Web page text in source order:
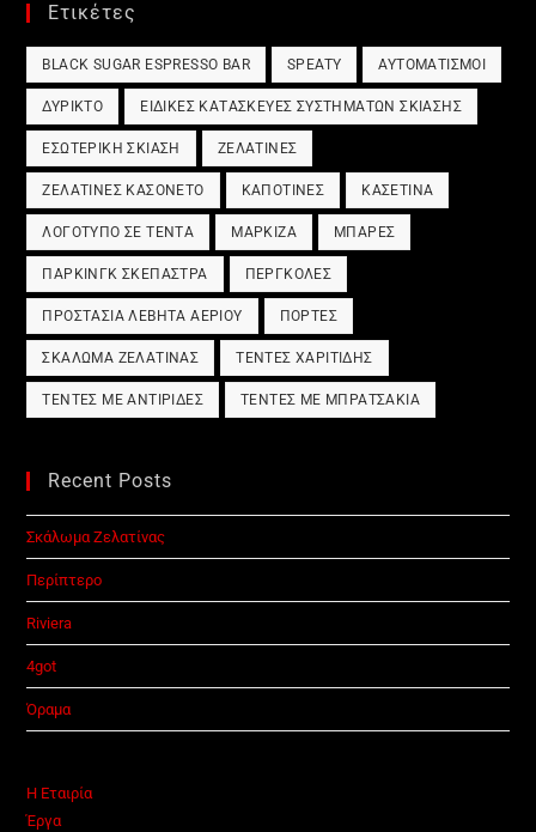
Ετικέτες
BLACK SUGAR ESPRESSO BAR SPEATY ΑΥΤΟΜΑΤΙΣΜΟΊ
ΔΎΡΙΚΤΟ ΕΙΔΙΚΈΣ ΚΑΤΑΣΚΕΥΈΣ ΣΥΣΤΗΜΆΤΩΝ ΣΚΊΑΣΗΣ
ΕΣΩΤΕΡΙΚΉ ΣΚΊΑΣΗ ΖΕΛΑΤΊΝΕΣ
ΖΕΛΑΤΊΝΕΣ ΚΑΣΟΝΈΤΟ ΚΑΠΟΤΊΝΕΣ ΚΑΣΕΤΊΝΑ
ΛΟΓΌΤΥΠΟ ΣΕ ΤΈΝΤΑ ΜΑΡΚΊΖΑ ΜΠΆΡΕΣ
ΠΆΡΚΙΝΓΚ ΣΚΈΠΑΣΤΡΑ ΠΈΡΓΚΟΛΕΣ
ΠΡΟΣΤΑΣΊΑ ΛΈΒΗΤΑ ΑΕΡΊΟΥ ΠΌΡΤΕΣ
ΣΚΆΛΩΜΑ ΖΕΛΑΤΊΝΑΣ ΤΈΝΤΕΣ ΧΑΡΙΤΊΔΗΣ
ΤΈΝΤΕΣ ΜΕ ΑΝΤΙΡΊΔΕΣ ΤΈΝΤΕΣ ΜΕ ΜΠΡΑΤΣΆΚΙΑ
Recent Posts
Σκάλωμα Ζελατίνας
Περίπτερο
Riviera
4got
Όραμα
Η Εταιρία
Έργα